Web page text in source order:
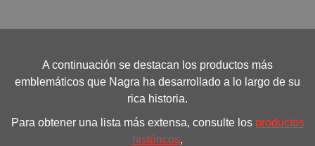
A continuación se destacan los productos más
emblemáticos que Nagra ha desarrollado a lo largo de su
rica historia.
Para obtener una lista más extensa, consulte los productos
históricos,